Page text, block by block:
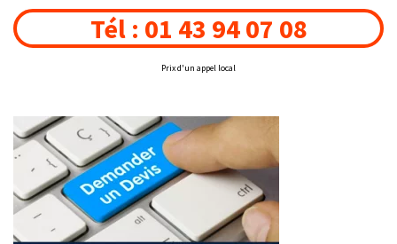
Tél : 01 43 94 07 08
Prix d'un appel local